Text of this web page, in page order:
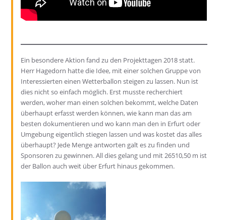
Ein besondere Aktion fand zu den Projekttagen 2018 statt.
Herr Hagedorn hatte die Idee, mit einer solchen Gruppe von
Interessierten einen Wetterballon steigen zu lassen. Nun ist
dies nicht so einfach möglich. Erst musste recherchiert
werden, woher man einen solchen bekommt, welche Daten
überhaupt erfasst werden können, wie kann man das am
besten dokumentieren und wo kann man den in Erfurt oder
Umgebung eigentlich stiegen lassen und was kostet das alles
überhaupt? Jede Menge antworten galt es zu finden und
Sponsoren zu gewinnen. All dies gelang und mit 26510,50 m ist
der Ballon auch weit über Erfurt hinaus gekommen.